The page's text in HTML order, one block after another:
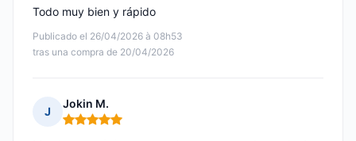
Publicado el 26/04/2026 à 08h53
tras una compra de 20/04/2026
Todo muy bien y rápido
J
Jokin M.
Nota: 5 de 5